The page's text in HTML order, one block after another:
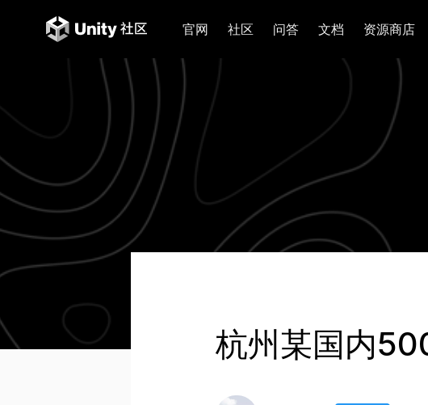
官网 社区 问答 文档 资源商店
杭州某国内